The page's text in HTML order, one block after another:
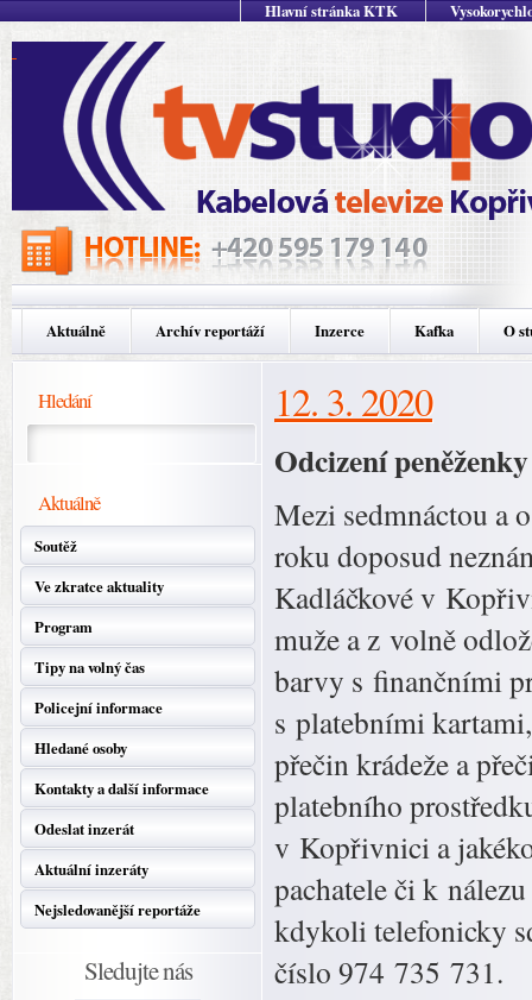
Hlavní stránka KTK
Aktuálně Archív reportáží Inzerce Kafka O
Hledání
Aktuálně
Soutěž
Ve zkratce aktuality
Program
Tipy na volný čas
Policejní informace
Hledané osoby
Kontakty a další informace
Odeslat inzerát
Aktuální inzeráty
Nejsledovanější reportáže
Sledujte nás
12. 3. 2020
Odcizení
Mezi sedmnáctou a
roku doposud
Kadláčkové v
muže a z volně
barvy s finančními
s platebními
přečin krádeže a
platebního
v Kopřivnici a
pachatele či k
kdykoli telefonicky
číslo 974 735 731.